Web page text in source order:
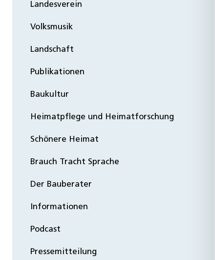
Landesverein
Volksmusik
Landschaft
Publikationen
Baukultur
Heimatpflege und Heimatforschung
Schönere Heimat
Brauch Tracht Sprache
Der Bauberater
Informationen
Podcast
Pressemitteilung